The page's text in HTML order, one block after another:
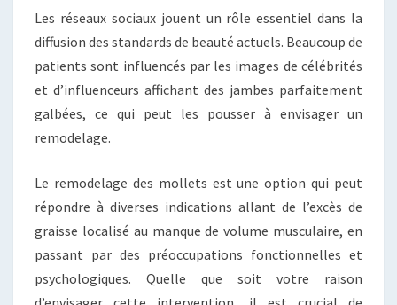
Les réseaux sociaux jouent un rôle essentiel dans la
diffusion des standards de beauté actuels. Beaucoup de
patients sont influencés par les images de célébrités
et d’influenceurs affichant des jambes parfaitement
galbées, ce qui peut les pousser à envisager un
remodelage.
Le remodelage des mollets est une option qui peut
répondre à diverses indications allant de l’excès de
graisse localisé au manque de volume musculaire, en
passant par des préoccupations fonctionnelles et
psychologiques. Quelle que soit votre raison